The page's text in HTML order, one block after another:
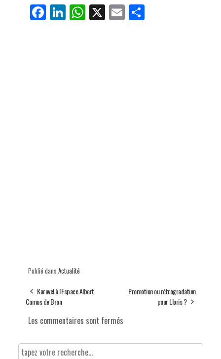
Fa
ce
Li
nk
W
ha
X E
m
Pa
Publié dans Actualité
Karavel à l'Espace Albert
Camus de Bron
Promotion ou rétrogradation
pour Lloris ?
Les commentaires sont fermés